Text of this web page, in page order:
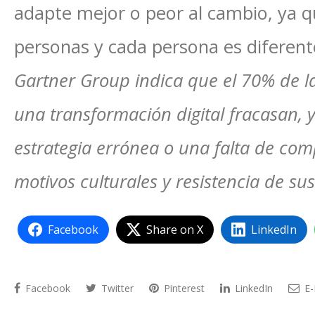
adapte mejor o peor al cambio, ya
personas y cada persona es
Gartner Group indica que el 70% de
una transformación digital fracasan,
estrategia errónea o una falta de
motivos culturales y resistencia de
Facebook Share on X LinkedIn
Facebook Twitter Pinterest LinkedIn